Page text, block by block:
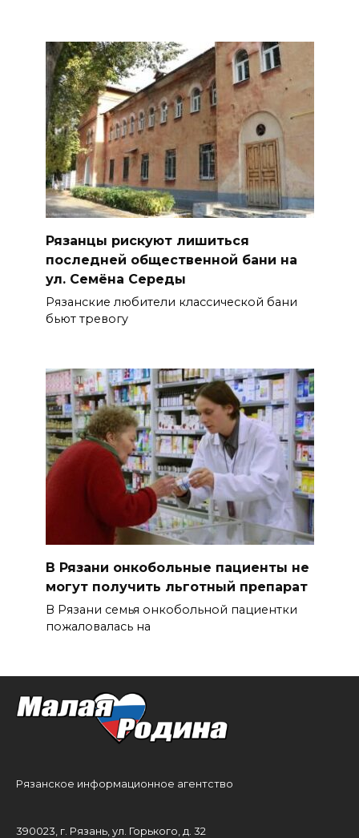
Рязанцы рискуют лишиться
последней общественной бани на
ул. Семёна Середы
Рязанские любители классической бани
бьют тревогу
В Рязани онкобольные пациенты не
могут получить льготный препарат
В Рязани семья онкобольной пациентки
пожаловалась на
Рязанское информационное агентство
390023, г. Рязань, ул. Горького, д. 32